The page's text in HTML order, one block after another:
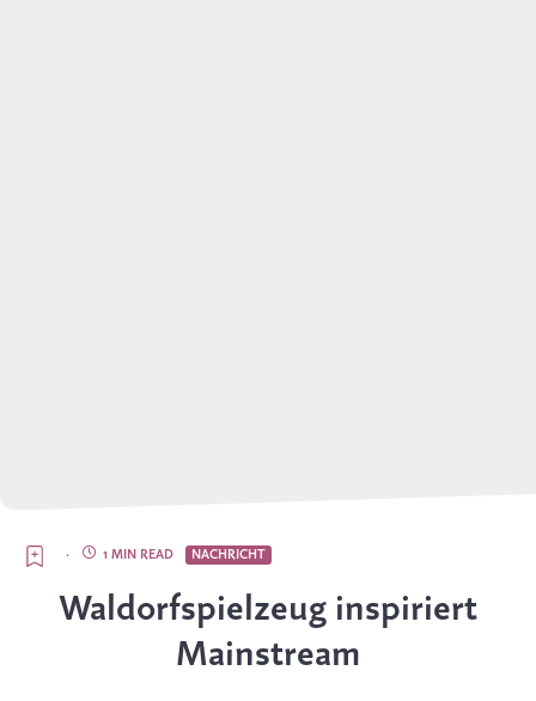
NACHRICHT
1 MIN READ
·
Waldorfspielzeug inspiriert
Mainstream